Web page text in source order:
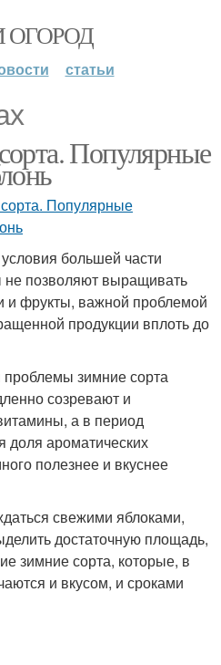
ОГОРОД
статьи
Популярные
большей части
позволяют выращивать
и фрукты, важной проблемой
продукции вплоть до
зимние сорта
созревают и
а в период
доля ароматических
полезнее и вкуснее
свежими яблоками,
достаточную площадь,
зимние сорта, которые, в
и вкусом, и сроками